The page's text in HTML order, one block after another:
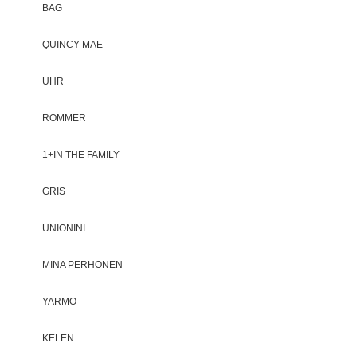
BAG
QUINCY MAE
UHR
ROMMER
1+IN THE FAMILY
GRIS
UNIONINI
MINA PERHONEN
YARMO
KELEN